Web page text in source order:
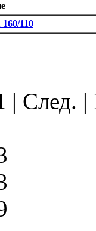
110
| След.